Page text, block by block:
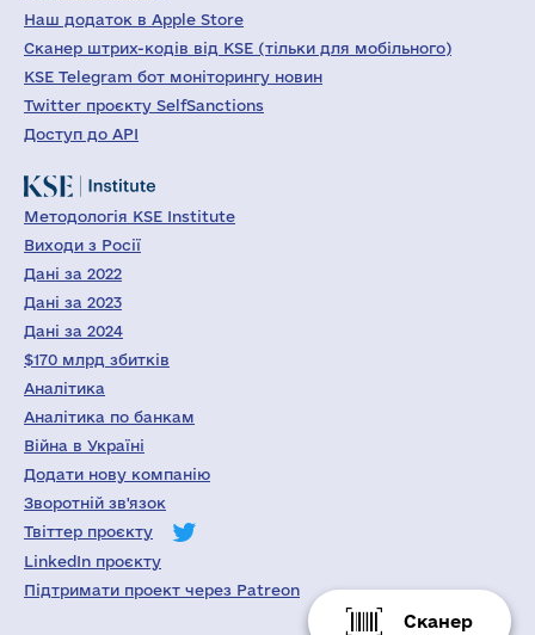
Сканер
Наш додаток в Apple Store
Сканер штрих-кодів від KSE (тільки для мобільного)
KSE Telegram бот моніторингу новин
Twitter проєкту SelfSanctions
Доступ до API
Методологія KSE Institute
Виходи з Росії
Дані за 2022
Дані за 2023
Дані за 2024
$170 млрд збитків
Аналітика
Аналітика по банкам
Війна в Україні
Додати нову компанію
Зворотній зв'язок
Твіттер проєкту
LinkedIn проєкту
Підтримати проект через Patreon